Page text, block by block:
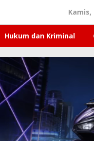
Kamis,
Hukum dan Kriminal